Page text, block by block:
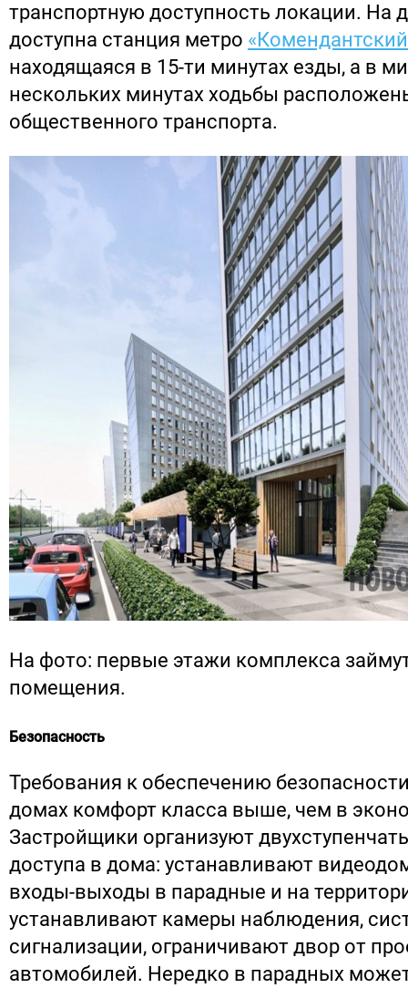
транспортную доступность локации. На
доступна станция метро
находящаяся в 15-ти минутах езды, а в
нескольких минутах ходьбы
общественного транспорта.
На фото: первые этажи комплекса
помещения.
Безопасность
Требования к обеспечению
домах комфорт класса выше, чем в
Застройщики организуют
доступа в дома: устанавливают
входы-выходы в парадные и на
устанавливают камеры наблюдения,
сигнализации, ограничивают двор от
автомобилей. Нередко в парадных